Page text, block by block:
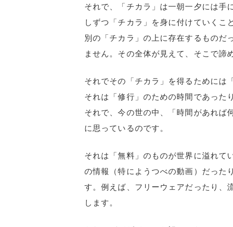
それで、「チカラ」は一朝一夕には手
しずつ「チカラ」を身に付けていくこ
別の「チカラ」の上に存在するものだ
ません。その全体が見えて、そこで諦
それでその「チカラ」を得るためには
それは「修行」のための時間であった
それで、今の世の中、「時間があれば
に思っているのです。
それは「無料」のものが世界に溢れて
の情報（特にようつべの動画）だった
す。例えば、フリーウェアだったり、
します。